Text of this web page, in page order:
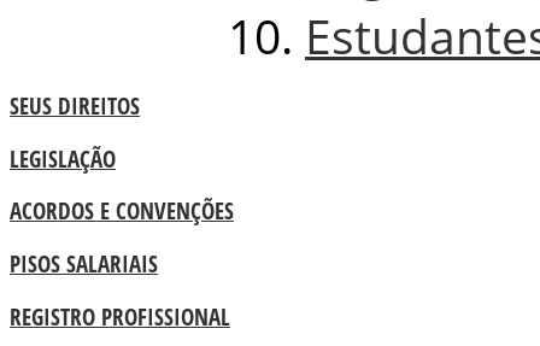
SEUS DIREITOS
LEGISLAÇÃO
ACORDOS E CONVENÇÕES
PISOS SALARIAIS
REGISTRO PROFISSIONAL